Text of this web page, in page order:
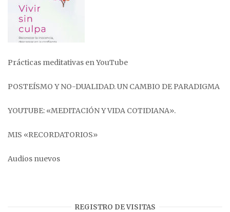
Prácticas meditativas en YouTube
POSTEÍSMO Y NO-DUALIDAD. UN CAMBIO DE PARADIGMA
YOUTUBE: «MEDITACIÓN Y VIDA COTIDIANA».
MIS «RECORDATORIOS»
Audios nuevos
REGISTRO DE VISITAS